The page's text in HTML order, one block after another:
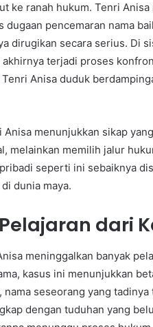
ke ranah hukum. Tenri
dugaan pencemaran nama
dirugikan secara serius. Di
terjadi proses
Anisa duduk
menunjukkan sikap
melainkan memilih jalur
seperti ini sebaiknya
dunia maya.
dari
meninggalkan banyak
kasus ini menunjukkan
seseorang yang
dengan tuduhan yang